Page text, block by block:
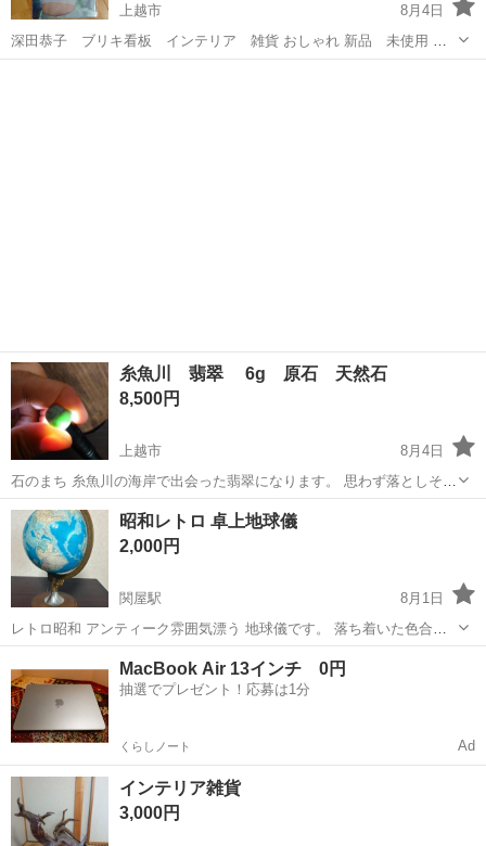
上越市
8月4日
深田恭子 ブリキ看板 インテリア 雑貨 おしゃれ 新品 未使用 四
隅に壁に打ち込める用の丸穴が元々空いています。 サイズ 縦
糸魚川 翡翠 6g 原石 天然石
8,500円
上越市
8月4日
石のまち 糸魚川の海岸で出会った翡翠になります。 思わず落としそう
になるほどのなめらかなスベスベ質感があります。 写真のようにきれ
いなアップルグリーンの透過が見られます。 9枚目サイズ比較写真
100円玉を置いています。...
新潟 上越市 インテリア雑貨/小物
昭和レトロ 卓上地球儀
2,000円
関屋駅
8月1日
レトロ昭和 アンティーク雰囲気漂う 地球儀です。 落ち着いた色合い
の台座とゴールドカラーの支柱が お部屋のインテリアに深みを与えま
す。 画像判断にてお願い致します。
インテリア雑貨/小物
MacBook Air 13インチ 0円
抽選でプレゼント！応募は1分
くらしノート Ad
インテリア雑貨
3,000円